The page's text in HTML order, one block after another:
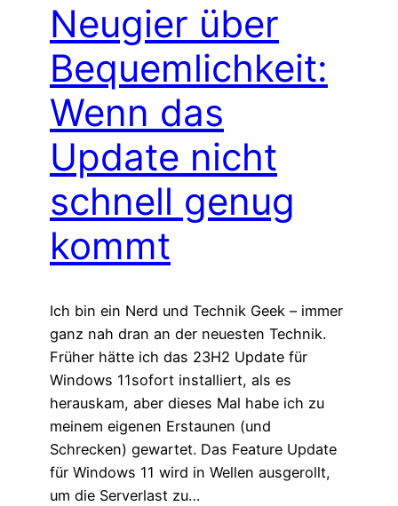
Neugier über
Bequemlichkeit:
Wenn das
Update nicht
schnell genug
kommt
Ich bin ein Nerd und Technik Geek – immer
ganz nah dran an der neuesten Technik.
Früher hätte ich das 23H2 Update für
Windows 11sofort installiert, als es
herauskam, aber dieses Mal habe ich zu
meinem eigenen Erstaunen (und
Schrecken) gewartet. Das Feature Update
für Windows 11 wird in Wellen ausgerollt,
um die Serverlast zu…